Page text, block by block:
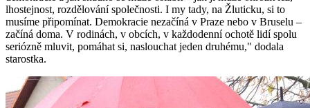
lhostejnost, rozdělování společnosti. I my tady, na Žluticku, si to
musíme připomínat. Demokracie nezačíná v Praze nebo v Bruselu –
začíná doma. V rodinách, v obcích, v každodenní ochotě lidí spolu
seriózně mluvit, pomáhat si, naslouchat jeden druhému," dodala
starostka.